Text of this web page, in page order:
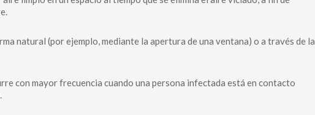
natural (por ejemplo, mediante la apertura de una ventana) o a través de la
con mayor frecuencia cuando una persona infectada está en contacto